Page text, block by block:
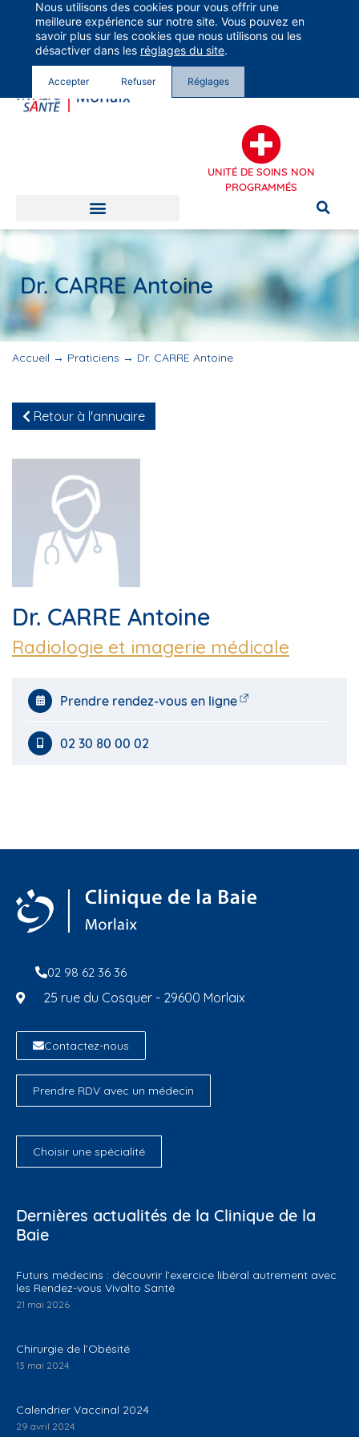
Groupe Vivalto Santé
Entre nous, la vie
UNITÉ DE SOINS NON
PROGRAMMÉS
Dr. CARRE Antoine
Accueil → Praticiens → Dr. CARRE Antoine
Retour à l'annuaire
Dr. CARRE Antoine
Radiologie et imagerie médicale
Prendre rendez-vous en ligne
02 30 80 00 02
02 98 62 36 36
25 rue du Cosquer - 29600 Morlaix
Contactez-nous
Prendre RDV avec un médecin
Choisir une spécialité
Dernières actualités de la Clinique de la
Baie
Futurs médecins : découvrir l’exercice libéral autrement avec
les Rendez-vous Vivalto Santé
21 mai 2026
Chirurgie de l’Obésité
13 mai 2024
Calendrier Vaccinal 2024
29 avril 2024
Nous utilisons des cookies pour vous offrir une
meilleure expérience sur notre site. Vous pouvez en
savoir plus sur les cookies que nous utilisons ou les
désactiver dans les réglages du site.
Accepter Refuser Réglages